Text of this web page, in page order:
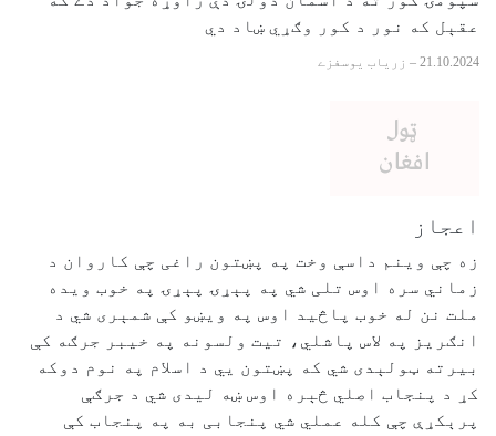
عقېل که نور د کور وګړي ښاد دي
21.10.2024
– زرياب يوسفزے
اعجاز
زه چې وینم داسې وخت په پښتون راغی چې کاروان د
زماني سره اوس تلی شي په پېړۍ پېړۍ په خوب ویده
ملت نن له خوب پاڅید اوس په ویښو کې شمېری شي د
انګریز په لاس پاشلي، تیت ولسونه په خیبر جرګه کې
بیرته ټولېدی شي که پښتون يي د اسلام په نوم دوکه
کړ د پنجاب اصلي څېره اوس ښه لیدی شي د جرګې
پرېکړې چې کله عملي شي پنجابی به په پنجاب کې